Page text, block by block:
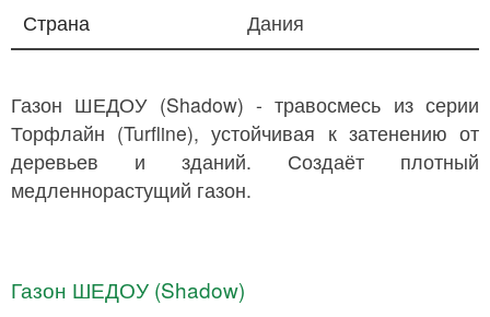
Страна
Дания
Газон ШЕДОУ (Shadow) - травосмесь из серии
Торфлайн (Turfline), устойчивая к затенению от
деревьев и зданий. Создаёт плотный
медленнорастущий газон.
Газон ШЕДОУ (Shadow)